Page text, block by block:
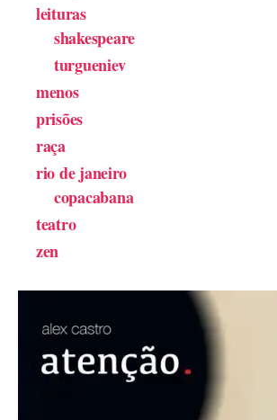
leituras
shakespeare
turgueniev
menos
prisões
raça
rio de janeiro
copacabana
teatro
zen